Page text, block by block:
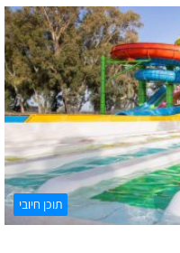
תוכן חיובי